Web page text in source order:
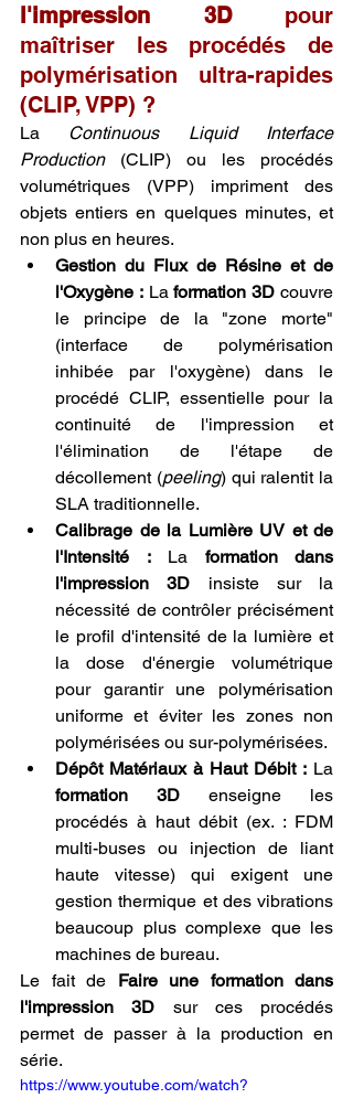
l'impression 3D pour
maîtriser les procédés de
polymérisation ultra-rapides
(CLIP, VPP) ?
La Continuous Liquid Interface
Production (CLIP) ou les procédés
volumétriques (VPP) impriment des
objets entiers en quelques minutes, et
non plus en heures.
Gestion du Flux de Résine et de
l'Oxygène : La formation 3D couvre
le principe de la "zone morte"
(interface de polymérisation
inhibée par l'oxygène) dans le
procédé CLIP, essentielle pour la
continuité de l'impression et
l'élimination de l'étape de
décollement (peeling) qui ralentit la
SLA traditionnelle.
Calibrage de la Lumière UV et de
l'Intensité : La formation dans
l'impression 3D insiste sur la
nécessité de contrôler précisément
le profil d'intensité de la lumière et
la dose d'énergie volumétrique
pour garantir une polymérisation
uniforme et éviter les zones non
polymérisées ou sur-polymérisées.
Dépôt Matériaux à Haut Débit :
formation 3D enseigne les
procédés à haut débit (ex. : FDM
multi-buses ou injection de liant
haute vitesse) qui exigent une
gestion thermique et des vibrations
beaucoup plus complexe que les
machines de bureau.
Le fait de Faire une formation dans
l'impression 3D sur ces procédés
permet de passer à la production en
série.
https://www.youtube.com/watch?